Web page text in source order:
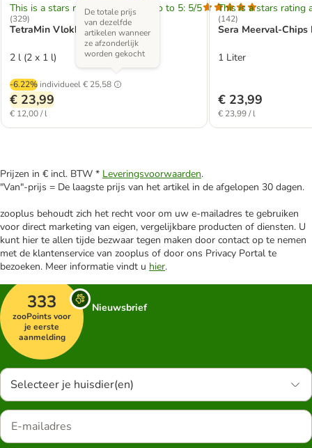
This is a stars rating area from zero to 5: 5/5
(329)
TetraMin Vlokkenvoer
2 l (2 x 1 l)
-6.22% individueel€ 25,58
De totale prijs
van dezelfde
artikelen wanneer
ze afzonderlijk
worden gekocht
€ 23,99
€ 12,00 / l
This is a stars rating
(142)
Sera Meerval-Chips
1 Liter
€ 23,99
€ 23,99 / l
Prijzen in € incl. BTW * Leveringsvoorwaarden.
"Van"-prijs = De laagste prijs van het artikel in de afgelopen 30 dagen.
zooplus behoudt zich het recht voor om uw e-mailadres te gebruiken
voor direct marketing van eigen, vergelijkbare producten of diensten. U
kunt hier te allen tijde bezwaar tegen maken door contact op te nemen
met de klantenservice van zooplus of door ons Privacy Portal te
bezoeken. Meer informatie vindt u hier.
333
zooPoints voor
je eerste
aanmelding
Nieuwsbrief
Selecteer je huisdier(en)